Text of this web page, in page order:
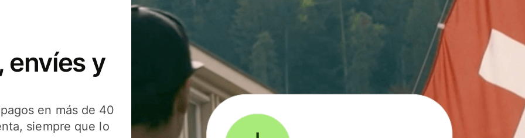
envíes y
en más de 40
siempre que lo